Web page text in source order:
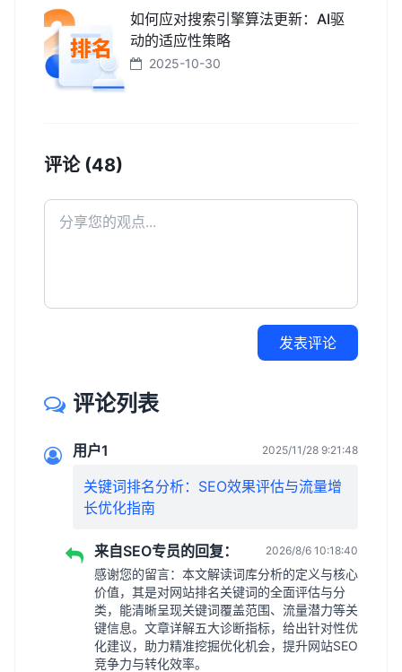
如何应对搜索引擎算法更新：AI驱
动的适应性策略
2025-10-30
评论 (48)
发表评论
评论列表
用户1 2025/11/28 9:21:48
关键词排名分析：SEO效果评估与流量增
长优化指南
来自SEO专员的回复： 2026/8/6 10:18:40
感谢您的留言：本文解读词库分析的定义与核心
价值，其是对网站排名关键词的全面评估与分
类，能清晰呈现关键词覆盖范围、流量潜力等关
键信息。文章详解五大诊断指标，给出针对性优
化建议，助力精准挖掘优化机会，提升网站SEO
竞争力与转化效率。